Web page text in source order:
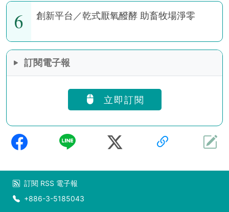
6 創新平台／乾式厭氧醱酵 助畜牧場淨零
訂閱電子報
立即訂閱
訂閱 RSS 電子報
+886-3-5185043